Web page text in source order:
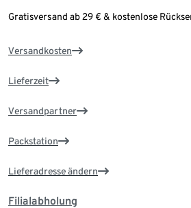
Gratisversand ab 29 € & kostenlose
Versandkosten
Lieferzeit
Versandpartner
Packstation
Lieferadresse ändern
Filialabholung